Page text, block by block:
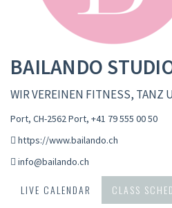
BAILANDO
WIR VEREINEN FITNESS, TANZ
Port, CH-2562 Port, +41 79 555 00 50
https://www.bailando.ch
info@bailando.ch
LIVE CALENDAR
CLASS